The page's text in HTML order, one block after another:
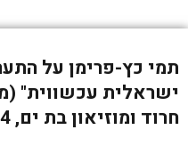
תמי כץ-פרימן על
חרוד ומוזיאון בת ים, 1994) באוצרותה.